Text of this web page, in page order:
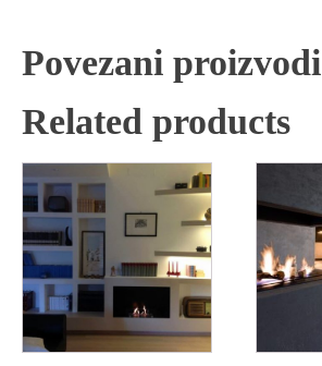
Povezani proizvodi
Related products